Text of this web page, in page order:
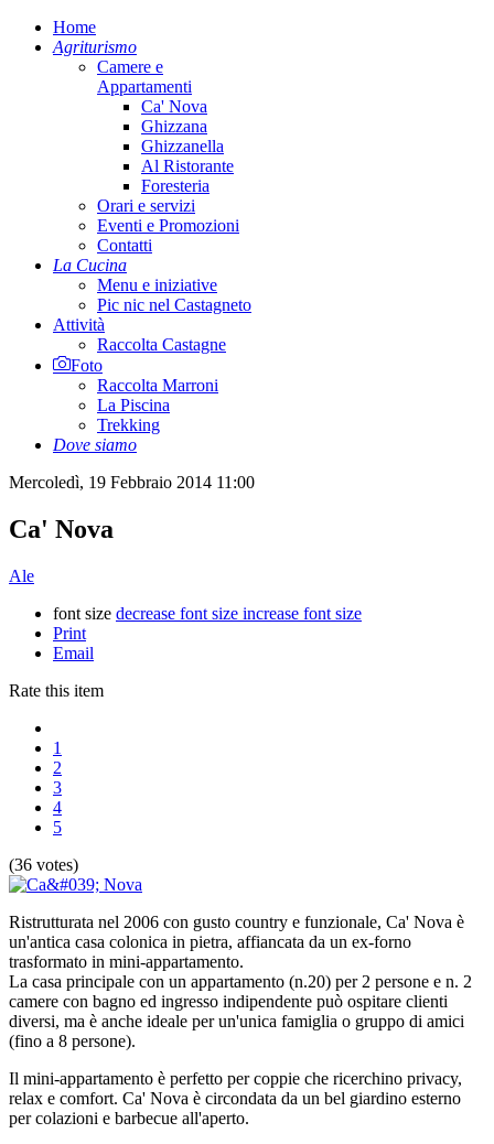
Home
Agriturismo
Camere e
Appartamenti
Ca' Nova
Ghizzana
Ghizzanella
Al Ristorante
Foresteria
Orari e servizi
Eventi e Promozioni
Contatti
La Cucina
Menu e iniziative
Pic nic nel Castagneto
Attività
Raccolta Castagne
Foto
Raccolta Marroni
La Piscina
Trekking
Dove siamo
Mercoledì, 19 Febbraio 2014 11:00
Ca' Nova
Ale
font size decrease font size increase font size
Print
Email
Rate this item
1
2
3
4
5
(36 votes)
Ristrutturata nel 2006 con gusto country e funzionale, Ca' Nova è
un'antica casa colonica in pietra, affiancata da un ex-forno
trasformato in mini-appartamento.
La casa principale con un appartamento (n.20) per 2 persone e n. 2
camere con bagno ed ingresso indipendente può ospitare clienti
diversi, ma è anche ideale per un'unica famiglia o gruppo di amici
(fino a 8 persone).
Il mini-appartamento è perfetto per coppie che ricerchino privacy,
relax e comfort. Ca' Nova è circondata da un bel giardino esterno
per colazioni e barbecue all'aperto.